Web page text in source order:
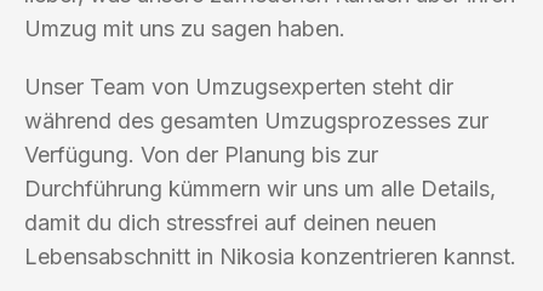
Umzug mit uns zu sagen haben.
Unser Team von Umzugsexperten steht dir
während des gesamten Umzugsprozesses zur
Verfügung. Von der Planung bis zur
Durchführung kümmern wir uns um alle Details,
damit du dich stressfrei auf deinen neuen
Lebensabschnitt in Nikosia konzentrieren kannst.